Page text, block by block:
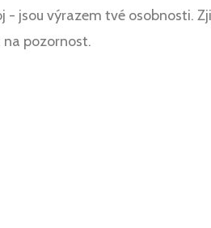
- jsou výrazem tvé osobnosti.
pozornost.